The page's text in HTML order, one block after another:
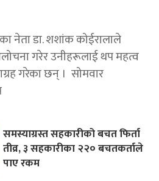
नेता डा. शशांक कोईरालाले
गरेर उनीहरूलाई थप महत्व
गरेका छन् । सोमवार
समस्याग्रस्त सहकारीको बचत फिर्ता
तीव्र, ३ सहकारीका २२० बचतकर्ताले
पाए रकम